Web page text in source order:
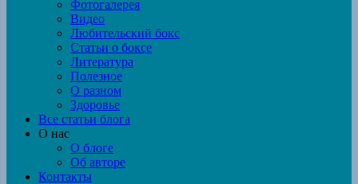
Фотогалерея
Видео
Любительский бокс
Статьи о боксе
Литература
Полезное
О разном
Здоровье
Все статьи блога
О нас
О блоге
Об авторе
Контакты